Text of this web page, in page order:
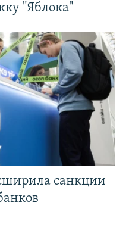
"Яблока"
санкции